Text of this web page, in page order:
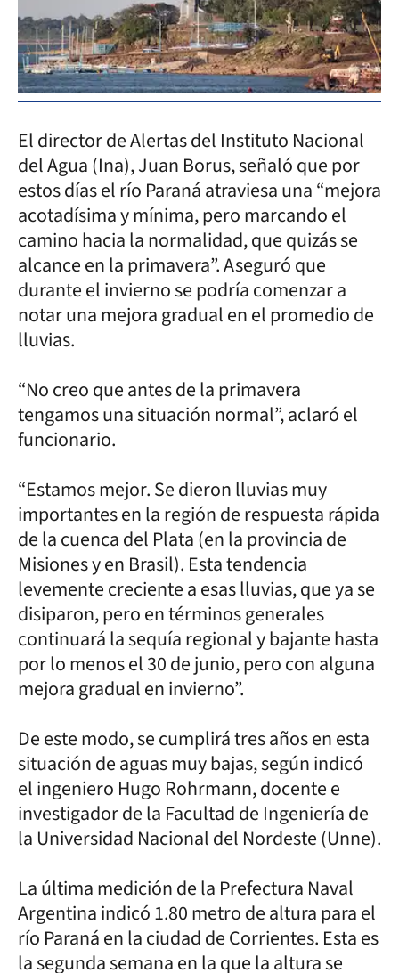
El director de Alertas del Instituto Nacional
del Agua (Ina), Juan Borus, señaló que por
estos días el río Paraná atraviesa una “mejora
acotadísima y mínima, pero marcando el
camino hacia la normalidad, que quizás se
alcance en la primavera”. Aseguró que
durante el invierno se podría comenzar a
notar una mejora gradual en el promedio de
lluvias.
“No creo que antes de la primavera
tengamos una situación normal”, aclaró el
funcionario.
“Estamos mejor. Se dieron lluvias muy
importantes en la región de respuesta rápida
de la cuenca del Plata (en la provincia de
Misiones y en Brasil). Esta tendencia
levemente creciente a esas lluvias, que ya se
disiparon, pero en términos generales
continuará la sequía regional y bajante hasta
por lo menos el 30 de junio, pero con alguna
mejora gradual en invierno”.
De este modo, se cumplirá tres años en esta
situación de aguas muy bajas, según indicó
el ingeniero Hugo Rohrmann, docente e
investigador de la Facultad de Ingeniería de
la Universidad Nacional del Nordeste (Unne).
La última medición de la Prefectura Naval
Argentina indicó 1.80 metro de altura para el
río Paraná en la ciudad de Corrientes. Esta es
la segunda semana en la que la altura se